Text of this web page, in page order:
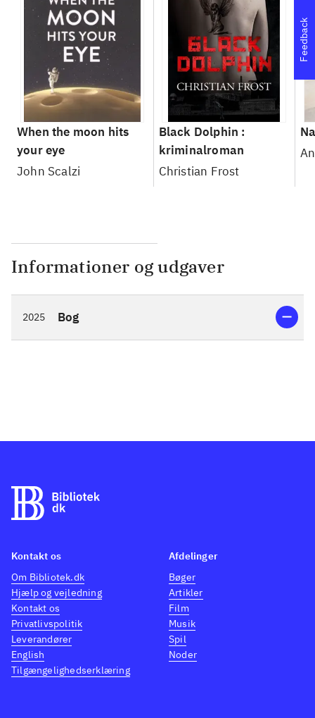
When the moon hits
your eye
John Scalzi
Black Dolphin :
kriminalroman
Christian Frost
Informationer og udgaver
2025 Bog
Feedback
Kontakt os
Om Bibliotek.dk
Hjælp og vejledning
Kontakt os
Privatlivspolitik
Leverandører
English
Tilgængelighedserklæring
Afdelinger
Bøger
Artikler
Film
Musik
Spil
Noder